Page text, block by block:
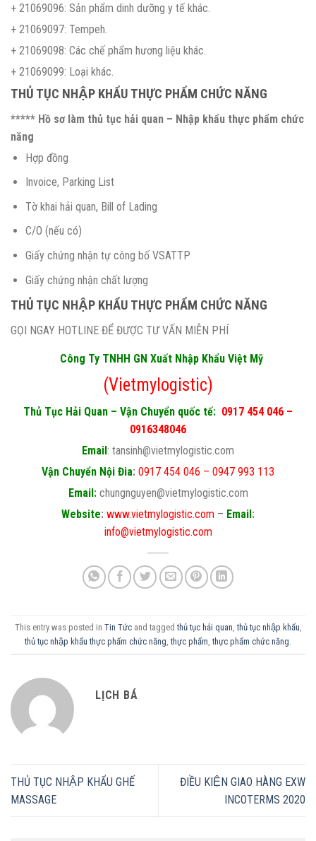
+ 21069096: Sản phẩm dinh dưỡng y tế khác.
+ 21069097: Tempeh.
+ 21069098: Các chế phẩm hương liệu khác.
+ 21069099: Loại khác.
THỦ TỤC NHẬP KHẨU THỰC PHẨM CHỨC NĂNG
***** Hồ sơ làm thủ tục hải quan – Nhập khẩu thực phẩm chức
năng
Hợp đồng
Invoice, Parking List
Tờ khai hải quan, Bill of Lading
C/O (nếu có)
Giấy chứng nhận tự công bố VSATTP
Giấy chứng nhận chất lượng
THỦ TỤC NHẬP KHẨU THỰC PHẨM CHỨC NĂNG
GỌI NGAY HOTLINE ĐỂ ĐƯỢC TƯ VẤN MIỄN PHÍ
Công Ty TNHH GN Xuất Nhập Khẩu Việt Mỹ
(Vietmylogistic)
Thủ Tục Hải Quan – Vận Chuyển quốc tế: 0917 454 046 –
0916348046
Email : tansinh@vietmylogistic.com
Vận Chuyển Nội Đia: 0917 454 046 – 0947 993 113
Email:chungnguyen@vietmylogistic.com
Website: www.vietmylogistic.com – Email :
info@vietmylogistic.com
This entry was posted in Tin Tứcand taggedthủ tục hải quan ,thủ tục nhập khẩu
thủ tục nhập khẩu thực phẩm chức năng ,thực phẩm ,thực phẩm chức năng
LỊCH BÁ
THỦ TỤC NHẬP KHẨU GHẾ
MASSAGE
ĐIỀU KIỆN GIAO HÀNG EXW
INCOTERMS 2020